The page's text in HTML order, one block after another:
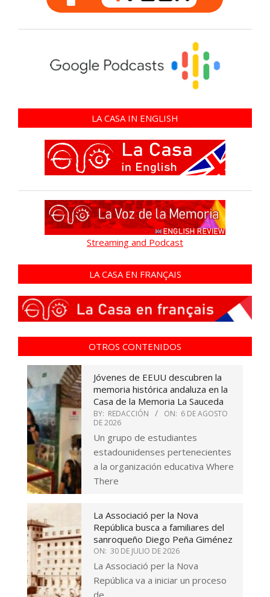
LA CASA IN ENGLISH
Streaming and Podcast
LA CASA EN FRANÇAIS
OTROS CONTENIDOS
Jóvenes de EEUU descubren la
memoria histórica andaluza en la
Casa de la Memoria La Sauceda
BY: REDACCIÓN ON: 6 DE AGOSTO
DE 2026
Un grupo de estudiantes
estadounidenses pertenecientes
a la organización educativa Where
There
La Associació per la Nova
República busca a familiares del
sanroqueño Diego Peña Giménez
ON: 30 DE JULIO DE 2026
La Associació per la Nova
República va a iniciar un proceso
de